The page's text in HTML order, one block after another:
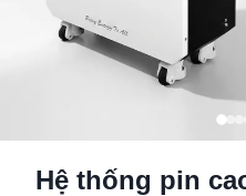
Hệ thống pin